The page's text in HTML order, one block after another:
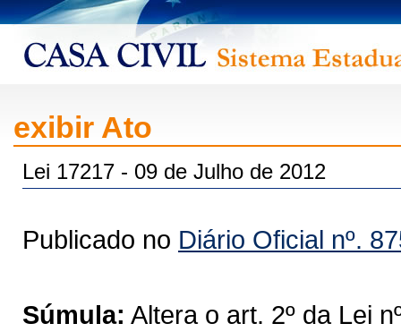
exibir Ato
Lei 17217 - 09 de Julho de 2012
Publicado no Diário Oficial nº.
Súmula: Altera o art. 2º da Lei